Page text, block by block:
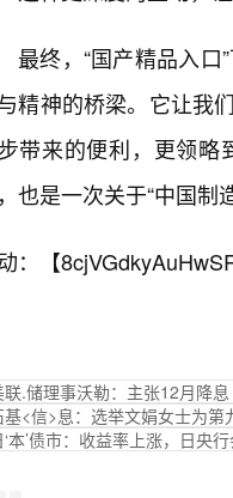
最终，“国产精品入
精神的桥梁。它让我
带来的便利，更领略
也是一次关于“中国制
：【
联.储理事沃勒：主张12月降
基<信>息：选举文娟女士为
‘本’债市：收益率上涨，日央